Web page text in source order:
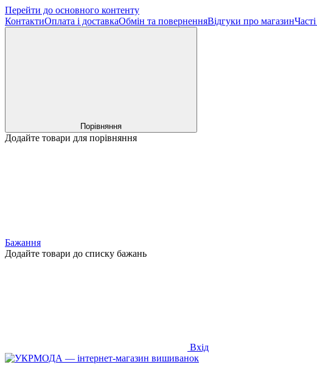
Перейти до основного контенту
КонтактиОплата і доставкаОбмін та поверненняВідгуки про магазин
Порівняння
Додайте товари для порівняння
Бажання
Додайте товари до списку бажань
Вхід